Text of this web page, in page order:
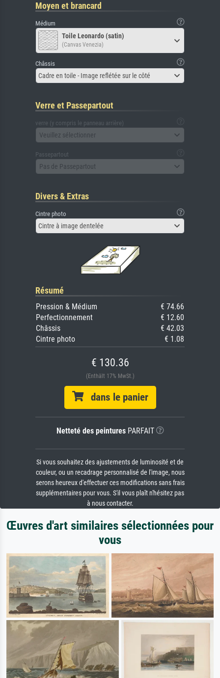
Moyen et brancard
Médium
Toile Leonardo (satin)
(Canvas Venezia)
Châssis
Cadre en toile - Image reflétée sur le côté
Verre et Passepartout
verre (y compris le panneau arrière)
Veuillez sélectionner
Passepartout
Pas de Passepartout
Divers & Extras
Cintre photo
Cintre à image dentelée
Résumé
Pression & Médium
€ 74.66
Perfectionnement
€ 12.60
Châssis
€ 42.03
Cintre photo
€ 1.08
€ 130.36
(Enthält 17% MwSt.)
dans le panier
Netteté des peinturesPARFAIT
Si vous souhaitez des ajustements de luminosité et de
couleur, ou un recadrage personnalisé de l'image, nous
serons heureux d'effectuer ces modifications sans frais
supplémentaires pour vous. S'il vous plaît n'hésitez pas
à nous contacter.
Œuvres d'art similaires sélectionnées pour
vous